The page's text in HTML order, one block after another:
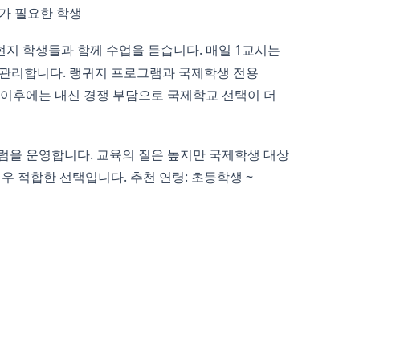
필요한 학생
학생들과 함께 수업을 듣습니다. 매일 1교시는
리합니다. 랭귀지 프로그램과 국제학생 전용
후에는 내신 경쟁 부담으로 국제학교 선택이 더
운영합니다. 교육의 질은 높지만 국제학생 대상
적합한 선택입니다. 추천 연령: 초등학생 ~